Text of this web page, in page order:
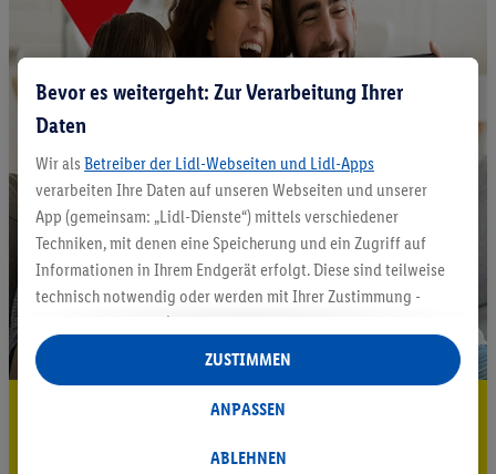
5.95 € Versand sparen³²ᵃ
Jetzt zum Newsletter anmelden
Bevor es weitergeht: Zur Verarbeitung Ihrer
Daten
Wir als Betreiber der Lidl-Webseiten und Lidl-Apps
verarbeiten Ihre Daten auf unseren Webseiten und unserer
App (gemeinsam: „Lidl-Dienste“) mittels verschiedener
Techniken, mit denen eine Speicherung und ein Zugriff auf
Informationen in Ihrem Endgerät erfolgt. Diese sind teilweise
technisch notwendig oder werden mit Ihrer Zustimmung -
auch durch Partner (u.a.
Verantwortliche; im Zusammenhang mit dem IAB TCF
insgesamt
Statistik-Erstellung oder für personalisierte Werbung
Datenverarbeitungen für personalisierte Werbung werden
ABLEHNEN
ANPASSEN
ZUSTIMMEN